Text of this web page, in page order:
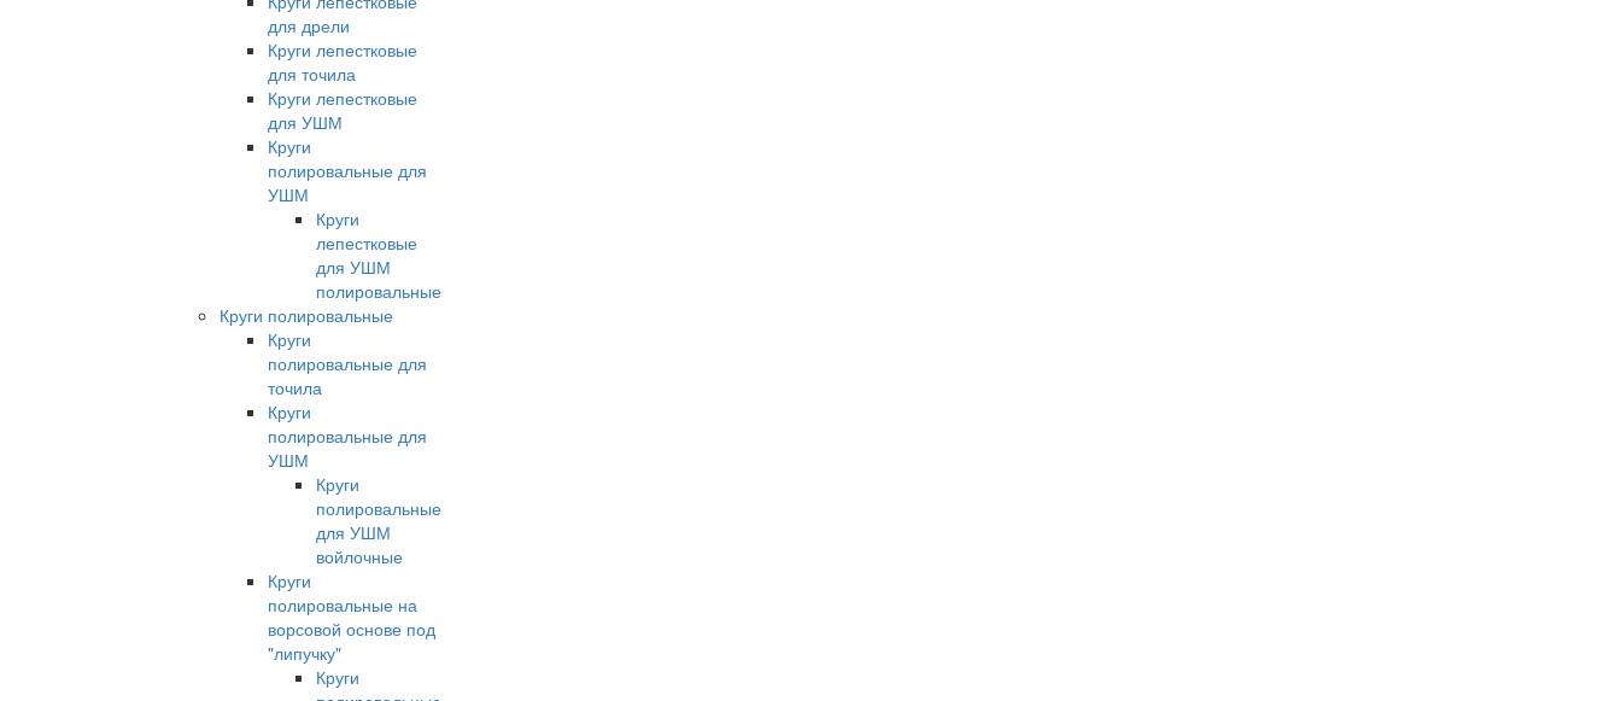
для дрели
Круги лепестковые
для точила
Круги лепестковые
для УШМ
Круги
полировальные для
УШМ
Круги
лепестковые
для УШМ
полировальные
Круги полировальные
Круги
полировальные для
точила
Круги
полировальные для
УШМ
Круги
полировальные
для УШМ
войлочные
Круги
полировальные на
ворсовой основе под
"липучку"
Круги